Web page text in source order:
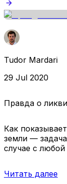
Tudor Mardari
29 Jul 2020
Правда о
Как
земли —
случае с
Читать далее